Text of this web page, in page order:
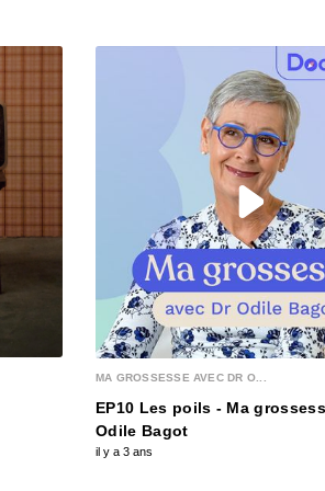
#2
00:32:37
#1
00:31:25
MA GROSSESSE AVEC DR O...
EP10 Les poils - Ma
Odile Bagot
il y a 3 ans